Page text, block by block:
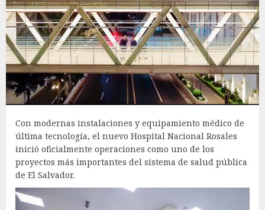
Con modernas instalaciones y equipamiento médico de
última tecnología, el nuevo Hospital Nacional Rosales
inició oficialmente operaciones como uno de los
proyectos más importantes del sistema de salud pública
de El Salvador.